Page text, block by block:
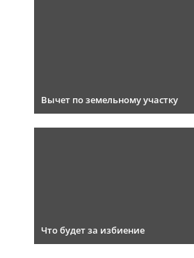
Вычет по земельному участку
Что будет за избиение